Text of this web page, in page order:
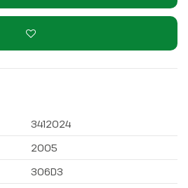
3412024
2005
306D3